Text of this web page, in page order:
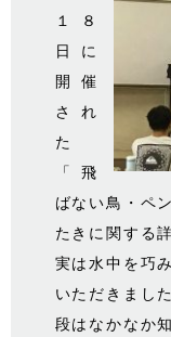
１８
日に
開催
され
た
「飛
ばない鳥・ペ
たきに関する
実は水中を巧
いただきまし
段はなかなか